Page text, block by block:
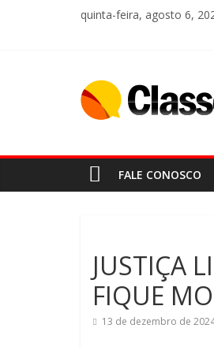
quinta-feira, agosto 6,
FALE CONOSCO
JUSTIÇA
FIQUE
13 de dezembro de